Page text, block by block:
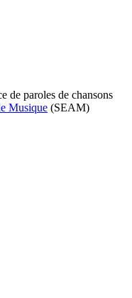
de paroles de chansons
Musique (SEAM)